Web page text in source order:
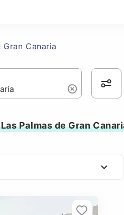
Gran Canaria
Palmas de Gran